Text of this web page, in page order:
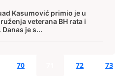
Kasumović primio je u
veterana BH rata i
je s...
70 72 73